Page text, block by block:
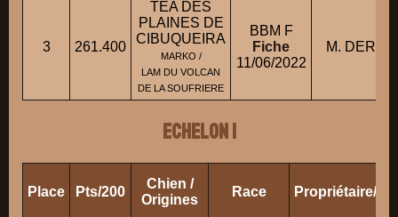
3 261.400
TEA DES
PLAINES DE
CIBUQUEIRA
MARKO /
LAM DU VOLCAN
DE LA SOUFRIERE
BBM F
Fiche
11/06/2022
M.
ECHELON 1
Place Pts/200
Chien /
Origines
Race Propriétaire/